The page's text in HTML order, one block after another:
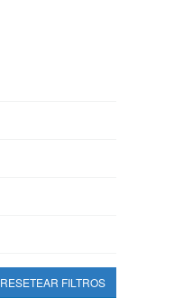
RESETEAR FILTROS